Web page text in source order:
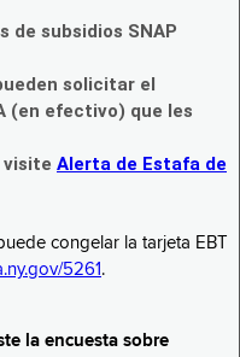
de subsidios SNAP
solicitar el
(en efectivo) que les
visite Alerta de Estafa de
congelar la tarjeta EBT
5261 .
la encuesta sobre